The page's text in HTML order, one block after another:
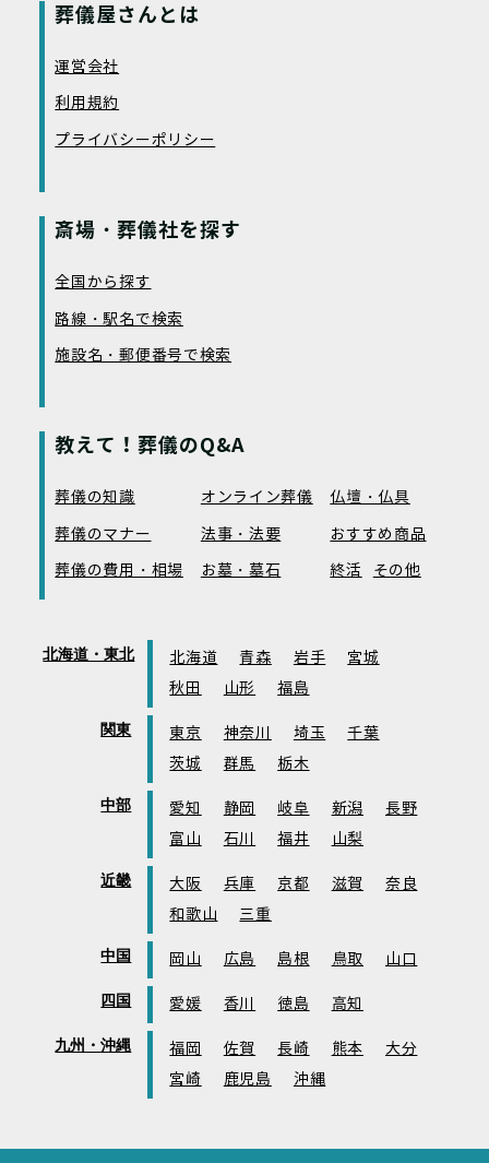
葬儀屋さんとは
運営会社
利用規約
プライバシーポリシー
斎場・葬儀社を探す
全国から探す
路線・駅名で検索
施設名・郵便番号で検索
教えて！葬儀のQ&A
葬儀の知識 オンライン葬儀
仏壇・仏具
葬儀のマナー
法事・法要
おすすめ商品
葬儀の費用・相場
お墓・墓石 終活 その他
北海道・東北 北海道 青森 岩手
宮城
秋田
山形 福島
関東 東京 神奈川 埼玉
千葉
茨城
群馬 栃木
中部 愛知 静岡 岐阜 新潟
長野
富山
石川 福井 山梨
近畿 大阪 兵庫 京都 滋賀
奈良
和歌山
三重
中国 岡山 広島 島根 鳥取 山口
四国 愛媛 香川 徳島 高知
九州・沖縄 福岡 佐賀 長崎 熊本
大分
宮崎
鹿児島 沖縄